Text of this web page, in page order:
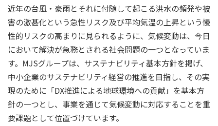
近年の台風・豪雨とそれに付随して起こる洪水の頻発や被
害の激甚化という急性リスク及び平均気温の上昇という慢
性的リスクの高まりに見られるように、気候変動は、今日
において解決が急務とされる社会問題の一つとなっていま
す。MJSグループは、サステナビリティ基本方針を掲げ、
中小企業のサステナビリティ経営の推進を目指し、その実
現のために「DX推進による地球環境への貢献」を基本方
針の一つとし、事業を通じて気候変動に対応することを重
要課題として位置づけています。